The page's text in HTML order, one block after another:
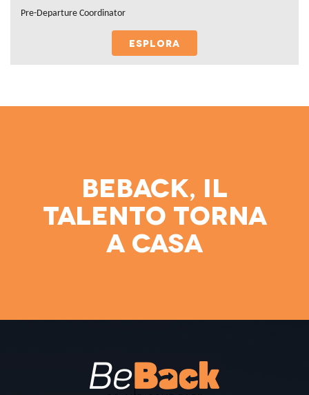
Pre-Departure Coordinator
ESPLORA
Beback, il
talento torna
a casa